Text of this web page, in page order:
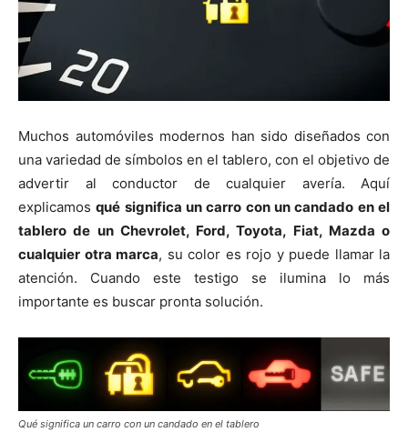
Muchos automóviles modernos han sido diseñados con
una variedad de símbolos en el tablero, con el objetivo de
advertir al conductor de cualquier avería. Aquí
explicamosqué significa un carro con un candado en el
tablero de un Chevrolet, Ford, Toyota, Fiat, Mazda o
cualquier otra marca, su color es rojo y puede llamar la
atención. Cuando este testigo se ilumina lo más
importante es buscar pronta solución.
Qué significa un carro con un candado en el tablero